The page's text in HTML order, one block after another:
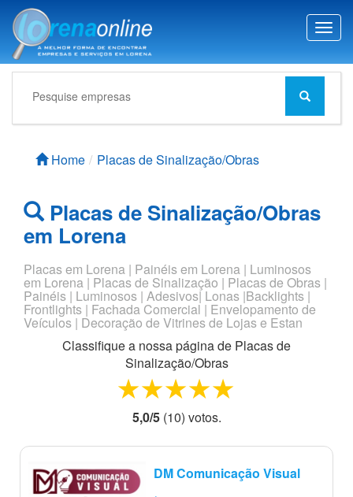
T
o
g
g
n
n
Home Placas de Sinalização/Obras
Placas de Sinalização/Obras
em Lorena
Placas em Lorena | Painéis em Lorena | Luminosos
em Lorena | Placas de Sinalização | Placas de Obras |
Painéis | Luminosos | Adesivos| Lonas |Backlights |
Frontlights | Fachada Comercial | Envelopamento de
Veículos | Decoração de Vitrines de Lojas e Estan
Classifique a nossa página de Placas de
Sinalização/Obras
4 stars
3 stars
2 stars
1 star
5,0/5(10) votos.
DM Comunicação Visual